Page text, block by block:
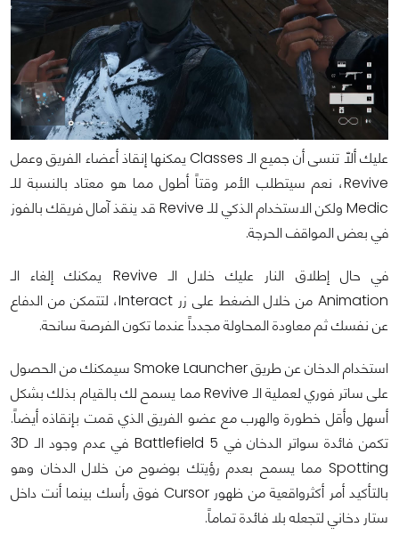
عليك ألّا تنسى أن جميع الـ Classes يمكنها إنقاذ أعضاء الفريق وعمل
Revive، نعم سيتطلب الأمر وقتاً أطول مما هو معتاد بالنسبة للـ
Medic ولكن الاستخدام الذكي للـ Revive قد ينقذ آمال فريقك بالفوز
في بعض المواقف الحرجة.
في حال إطلاق النار عليك خلال الـ Revive يمكنك إلغاء الـ
Animation من خلال الضغط على زر Interact، لتتمكن من الدفاع
عن نفسك ثم معاودة المحاولة مجدداً عندما تكون الفرصة سانحة.
استخدام الدخان عن طريق Smoke Launcher سيمكنك من الحصول
على ساتر فوري لعملية الـ Revive مما يسمح لك بالقيام بذلك بشكل
أسهل وأقل خطورة والهرب مع عضو الفريق الذي قمت بإنقاذه أيضاً.
تكمن فائدة سواتر الدخان في Battlefield 5 في عدم وجود الـ 3D
Spotting مما يسمح بعدم رؤيتك بوضوح من خلال الدخان وهو
بالتأكيد أمر أكثرواقعية من ظهور Cursor فوق رأسك بينما أنت داخل
ستار دخاني لتجعله بلا فائدة تماماً.